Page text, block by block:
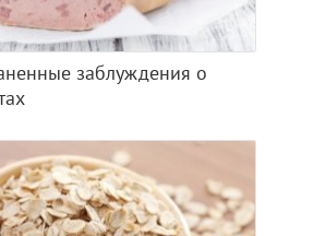
заблуждения о